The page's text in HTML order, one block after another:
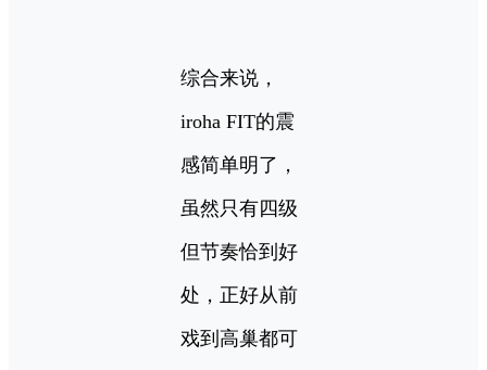
综合来说，
iroha FIT的震
感简单明了，
虽然只有四级
但节奏恰到好
处，正好从前
戏到高巢都可